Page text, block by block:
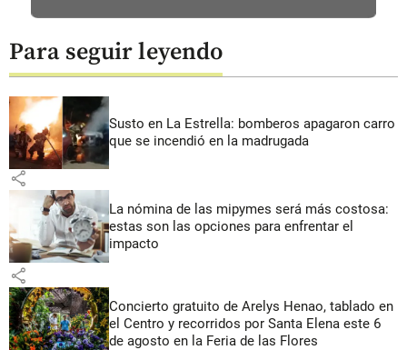
Para seguir leyendo
Susto en La Estrella: bomberos apagaron carro
que se incendió en la madrugada
share
La nómina de las mipymes será más costosa:
estas son las opciones para enfrentar el
impacto
share
Concierto gratuito de Arelys Henao, tablado en
el Centro y recorridos por Santa Elena este 6
de agosto en la Feria de las Flores